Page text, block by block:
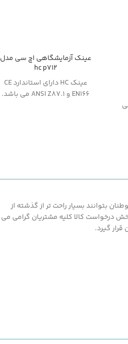
عینک آزمایشگاهی اچ سی مدل
hc p712
عینک HC دارای استاندارد CE
EN166 و ANSI Z87.1 می باشد.
بتوانند بسیار راحت تر از گذشته از
در اختیار قرار دادن بخش درخواست کالا کلیه مشتریان گرامی می
گیرد.